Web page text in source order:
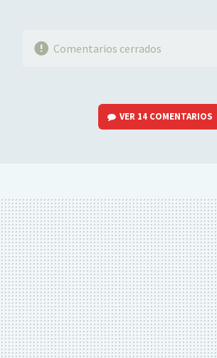
Comentarios cerrados
VER 14 COMENTARIOS